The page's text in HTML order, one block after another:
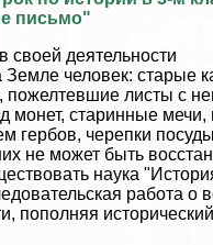
письмо"
своей деятельности
Земле человек: старые
пожелтевшие листы с
монет, старинные
гербов, черепки
не может быть
наука
работа о
пополняя